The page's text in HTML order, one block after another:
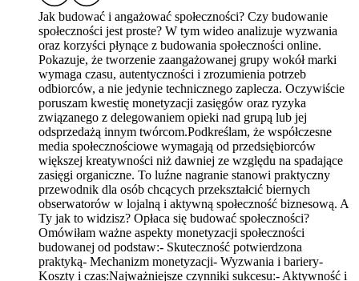
Jak budować i angażować społeczności? Czy budowanie
społeczności jest proste? W tym wideo analizuje wyzwania
oraz korzyści płynące z budowania społeczności online.
Pokazuje, że tworzenie zaangażowanej grupy wokół marki
wymaga czasu, autentyczności i zrozumienia potrzeb
odbiorców, a nie jedynie technicznego zaplecza. Oczywiście
poruszam kwestię monetyzacji zasięgów oraz ryzyka
związanego z delegowaniem opieki nad grupą lub jej
odsprzedażą innym twórcom.Podkreślam, że współczesne
media społecznościowe wymagają od przedsiębiorców
większej kreatywności niż dawniej ze względu na spadające
zasięgi organiczne. To luźne nagranie stanowi praktyczny
przewodnik dla osób chcących przekształcić biernych
obserwatorów w lojalną i aktywną społeczność biznesową. A
Ty jak to widzisz? Opłaca się budować społeczności?
Omówiłam ważne aspekty monetyzacji społeczności
budowanej od podstaw:- Skuteczność potwierdzona
praktyką- Mechanizm monetyzacji- Wyzwania i bariery-
Koszty i czas:Najważniejsze czynniki sukcesu:- Aktywność i